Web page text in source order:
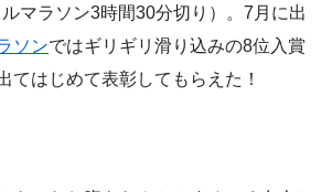
マラソン3時間30分切り）。7月に出
ソンではギリギリ滑り込みの8位入賞
てはじめて表彰してもらえた！